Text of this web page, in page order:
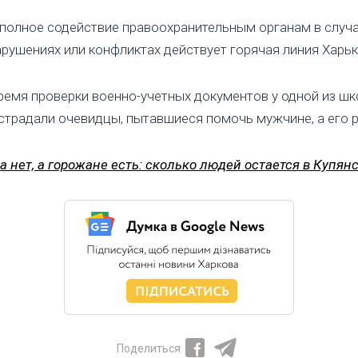
содействие правоохранительным органам в
или конфликтах действует горячая линия
проверки военно-учетных документов у одной из
очевидцы, пытавшиеся помочь мужчине, а его
нет, а горожане есть: сколько людей остается в
Поделиться